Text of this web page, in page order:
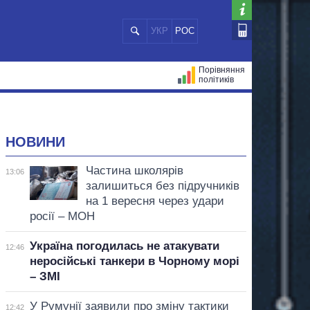
УКР РОС
Порівняння
політиків
НОВИНИ
13:06
Частина школярів
залишиться без підручників
на 1 вересня через удари
росії – МОН
12:46
Україна погодилась не атакувати
неросійські танкери в Чорному морі
– ЗМІ
12:42
У Румунії заявили про зміну тактики